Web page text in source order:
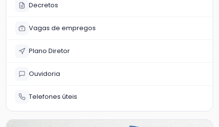
Decretos
Vagas de empregos
Plano Diretor
Ouvidoria
Telefones úteis